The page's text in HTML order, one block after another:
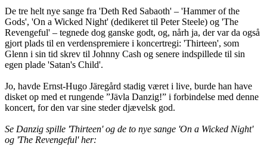
De tre helt nye sange fra 'Deth Red Sabaoth' – 'Hammer of the
Gods', 'On a Wicked Night' (dedikeret til Peter Steele) og 'The
Revengeful' – tegnede dog ganske godt, og, nårh ja, der var da også
gjort plads til en verdenspremiere i koncertregi: 'Thirteen', som
Glenn i sin tid skrev til Johnny Cash og senere indspillede til sin
egen plade 'Satan's Child'.
Jo, havde Ernst-Hugo Järegård stadig været i live, burde han have
disket op med et rungende ”Jävla Danzig!” i forbindelse med denne
koncert, for den var sine steder djævelsk god.
Se Danzig spille 'Thirteen' og de to nye sange 'On a Wicked Night'
og 'The Revengeful' her: